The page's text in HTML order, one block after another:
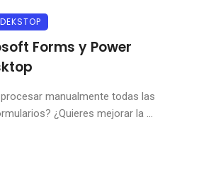
Forms y Power
manualmente todas las
¿Quieres mejorar la ...